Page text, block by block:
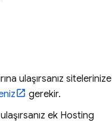
ulaşırsanız sitelerinize
gerekir.
ek Hosting